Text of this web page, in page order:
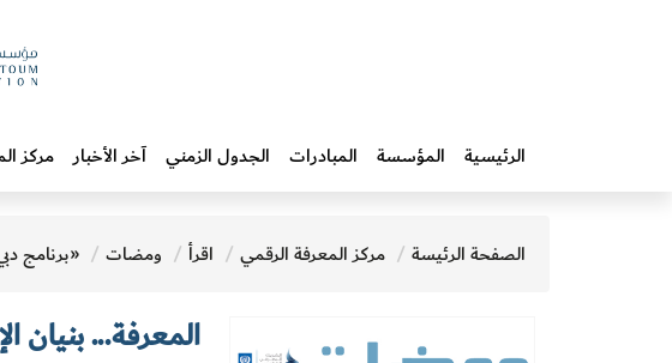
الرئيسية المؤسسة المبادرات‎ الجدول الزمني آخر الأخبار مركز
الصفحة الرئيسة مركز المعرفة الرقمي اقرأ ومضات «برنامج
المعرفة... بنيان